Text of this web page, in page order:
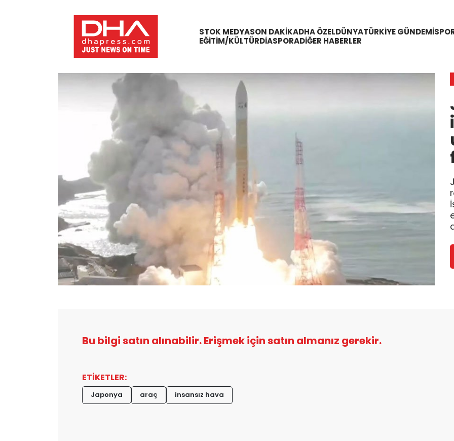
STOK MEDYASON DAKIKADHA ÖZELDÜNYATÜRKIYE GÜNDEMI
EĞITIM/KÜLTÜRDIASPORADIĞER HABERLER
Bu bilgi satın alınabilir. Erişmek için satın almanız gerekir.
ETİKETLER:
Japonya araç insansız hava